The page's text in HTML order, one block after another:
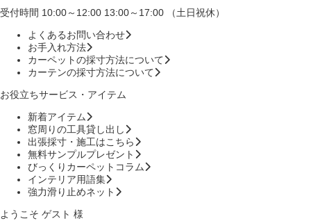
受付時間 10:00～12:00 13:00～17:00 （土日祝休）
よくあるお問い合わせ
お手入れ方法
カーペットの採寸方法について
カーテンの採寸方法について
お役立ちサービス・アイテム
新着アイテム
窓周りの工具貸し出し
出張採寸・施工はこちら
無料サンプルプレゼント
びっくりカーペットコラム
インテリア用語集
強力滑り止めネット
ようこそ ゲスト 様